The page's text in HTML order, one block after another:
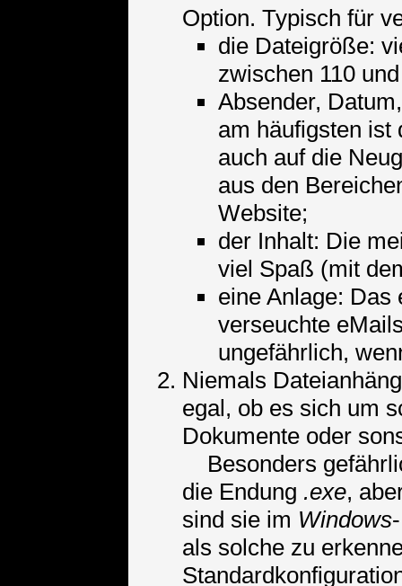
Option. Typisch für
die Dateigröße:
zwischen 110
Absender,
am häufigsten ist
auch auf die
aus den
Website;
der Inhalt: Die
viel Spaß (mit
eine Anlage: Das
verseuchte
ungefährlich,
Niemals
egal, ob es sich um
Dokumente oder
Besonders
die Endung .exe,
sind sie im Windows
als solche zu